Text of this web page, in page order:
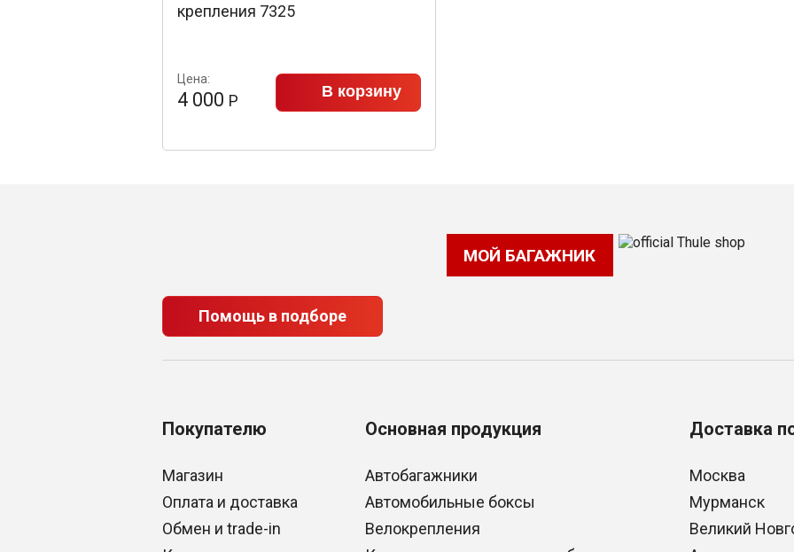
крепления 7325
Цена:
4 000 Р В корзину
МОЙ БАГАЖНИК
Помощь в подборе
Покупателю
Магазин
Оплата и доставка
Обмен и trade-in
Основная продукция
Автобагажники
Автомобильные боксы
Велокрепления
Доставка
Москва
Мурманск
Великий